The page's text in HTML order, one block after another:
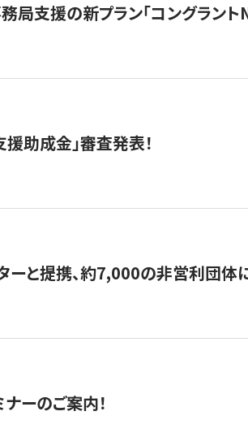
局支援の新プラン「コングラント
援助成金」審査発表！
ーと提携、約7,000の非営利団体
ーのご案内！